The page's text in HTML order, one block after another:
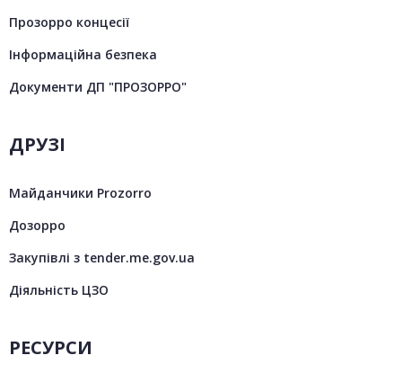
Прозорро концесії
Інформаційна безпека
Документи ДП "ПРОЗОРРО"
ДРУЗІ
Майданчики Prozorro
Дозорро
Закупівлі з tender.me.gov.ua
Діяльність ЦЗО
РЕСУРСИ